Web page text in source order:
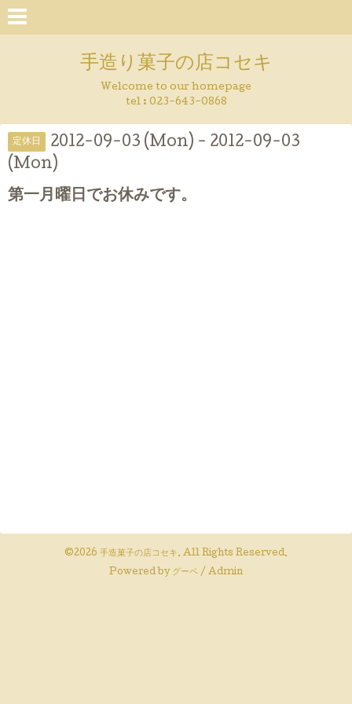
手造り菓子の店コセキ
Welcome to our homepage
tel : 023-643-0868
定休日
2012-09-03 (Mon) - 2012-09-03
(Mon)
第一月曜日でお休みです。
©2026 手造菓子の店コセキ. All Rights Reserved.
Powered by グーペ / Admin